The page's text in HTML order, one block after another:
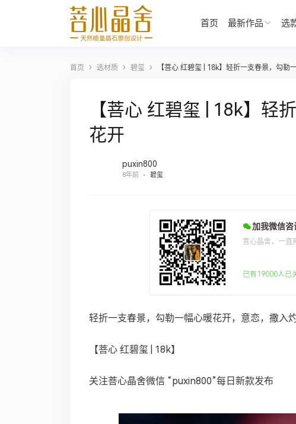
首页 最新作品 选
首页 › 选材质 › 碧玺 › 【菩心 红碧玺 | 18k】轻折一支春景，勾勒
【菩心 红碧玺 | 18k】轻
花开
puxin800
8年前 碧玺
加我微信咨
菩心晶舍，一直
已有19000人已
轻折一支春景，勾勒一幅心暖花开，意恋，撒入
【菩心 红碧玺 | 18k】
关注菩心晶舍微信 “puxin800”每日新款发布